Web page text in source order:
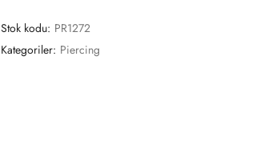
Stok kodu: PR1272
Kategoriler: Piercing